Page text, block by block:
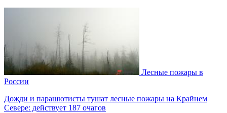
Лесные пожары в
России
Дожди и парашютисты тушат лесные пожары на Крайнем
Севере: действует 187 очагов